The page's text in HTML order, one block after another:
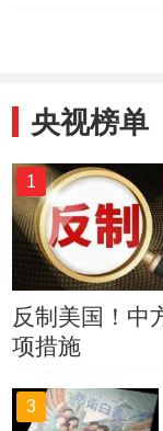
央视榜单
1
反制美国！中
项措施
3